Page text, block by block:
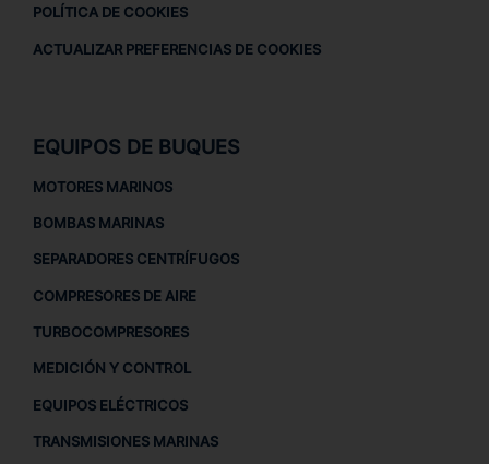
POLÍTICA DE COOKIES
ACTUALIZAR PREFERENCIAS DE COOKIES
EQUIPOS DE BUQUES
MOTORES MARINOS
BOMBAS MARINAS
SEPARADORES CENTRÍFUGOS
COMPRESORES DE AIRE
TURBOCOMPRESORES
MEDICIÓN Y CONTROL
EQUIPOS ELÉCTRICOS
TRANSMISIONES MARINAS